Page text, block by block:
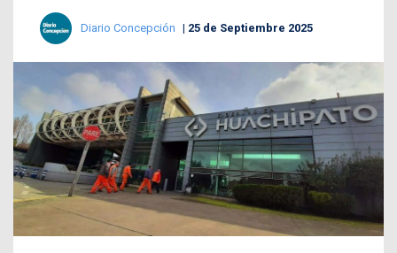
Diario Concepción 25 de Septiembre 2025